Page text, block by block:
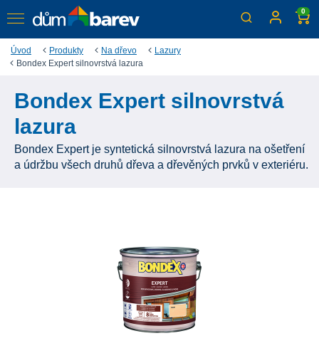
0
Úvod Produkty Na dřevo
Lazury
Bondex Expert silnovrstvá lazura
Bondex Expert silnovrstvá
lazura
Bondex Expert je syntetická silnovrstvá lazura na ošetření
a údržbu všech druhů dřeva a dřevěných prvků v exteriéru.